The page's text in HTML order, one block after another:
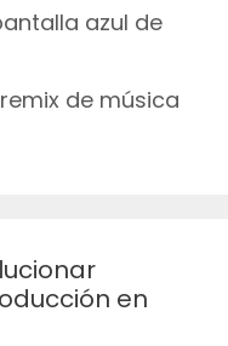
azul de
de música
en